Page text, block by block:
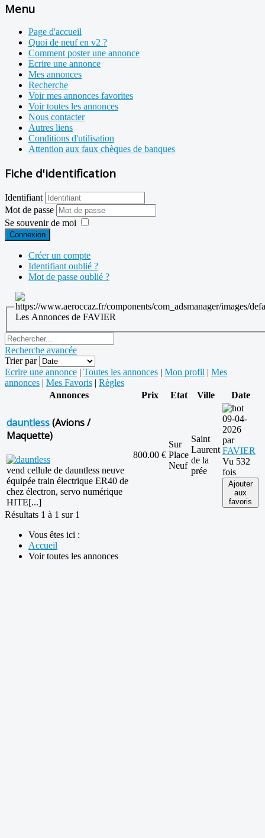
Menu
Page d'accueil
Quoi de neuf en v2 ?
Comment poster une annonce
Ecrire une annonce
Mes annonces
Recherche
Voir mes annonces favorites
Voir toutes les annonces
Nous contacter
Autres liens
Conditions d'utilisation
Attention aux faux chèques de banques
Fiche d'identification
Identifiant
Mot de passe
Se souvenir de moi
Connexion
Créer un compte
Identifiant oublié ?
Mot de passe oublié ?
Les Annonces de FAVIER
Recherche avancée
Trier par
Ecrire une annonce
Toutes les annonces Mon profil
Mes
annonces
Mes Favoris
Règles
Annonces
Prix Etat Ville Date
dauntless(Avions /
Maquette)
vend cellule de dauntless neuve
équipée train électrique ER40 de
chez électron, servo numérique
HITE[...]
800.00 €
Sur
Place
Neuf
Saint
Laurent
de la
prée
09-04-
2026
par
FAVIER
Vu 532
fois
Ajouter
aux
favoris
Résultats 1 à 1 sur 1
Vous êtes ici :
Accueil
Voir toutes les annonces